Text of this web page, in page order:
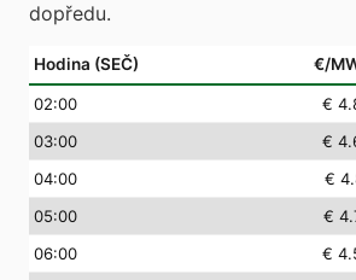
dopředu.
Hodina (SEČ) €/
02:00 €
03:00 €
04:00 €
05:00 €
06:00 €